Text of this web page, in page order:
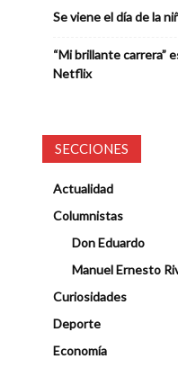
Se viene el día de la
“Mi brillante carrera”
Netflix
SECCIONES
Actualidad
Columnistas
Don Eduardo
Manuel Ernesto
Curiosidades
Deporte
Economía